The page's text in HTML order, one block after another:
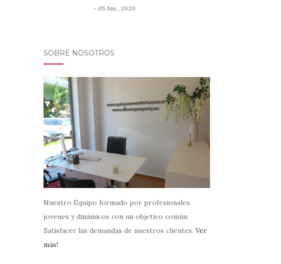
- 05 Jun , 2020
SOBRE NOSOTROS
Nuestro Equipo formado por profesionales
jovenes y dinámicos con un objetivo común:
Satisfacer las demandas de nuestros clientes. Ver
más!